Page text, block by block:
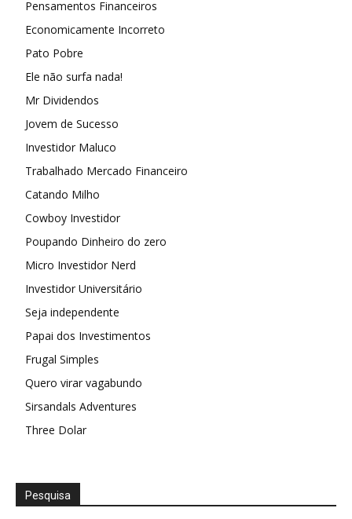
Pensamentos Financeiros
Economicamente Incorreto
Pato Pobre
Ele não surfa nada!
Mr Dividendos
Jovem de Sucesso
Investidor Maluco
Trabalhado Mercado Financeiro
Catando Milho
Cowboy Investidor
Poupando Dinheiro do zero
Micro Investidor Nerd
Investidor Universitário
Seja independente
Papai dos Investimentos
Frugal Simples
Quero virar vagabundo
Sirsandals Adventures
Three Dolar
Pesquisa